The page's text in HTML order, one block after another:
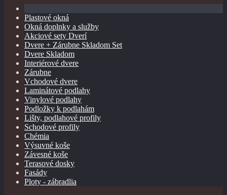
Plastové okná
Okná doplnky a služby
Akciové sety Dverí
Dvere + Zárubne Skladom Set
Dvere Skladom
Interiérové dvere
Zárubne
Vchodové dvere
Laminátové podlahy
Vinylové podlahy
Podložky k podlahám
Lišty, podlahové profily
Schodové profily
Chémia
Výsuvné koše
Závesné koše
Terasové dosky
Fasády
Ploty - zábradlia